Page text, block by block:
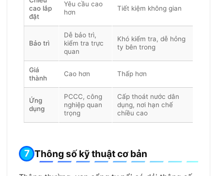
cao lắp
đặt
Yêu cầu cao
hơn
Tiết kiệm không gian
Bảo trì
Dễ bảo trì,
kiểm tra trực
quan
Khó kiểm tra, dễ hỏng
ty bên trong
Giá
thành
Cao hơn Thấp hơn
Ứng
dụng
PCCC, công
nghiệp quan
trọng
Cấp thoát nước dân
dụng, nơi hạn chế
chiều cao
Thông số kỹ thuật cơ bản